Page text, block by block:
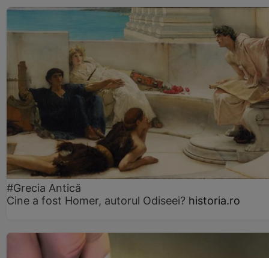
#Grecia Antică
Cine a fost Homer, autorul Odiseei? historia.ro